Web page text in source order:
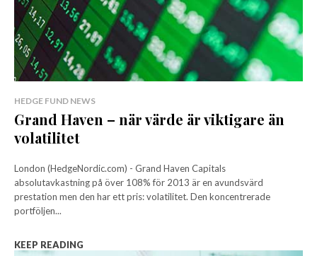
HEDGE FUND NEWS
Grand Haven – när värde är viktigare än
volatilitet
London (HedgeNordic.com) - Grand Haven Capitals
absolutavkastning på över 108% för 2013 är en avundsvärd
prestation men den har ett pris: volatilitet. Den koncentrerade
portföljen...
KEEP READING